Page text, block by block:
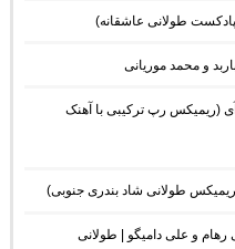
(ریمیکس رپ ترکیبی با آهنک
موزیک باکس 43 از دیجی رهام و علی دامیگو | طولانی